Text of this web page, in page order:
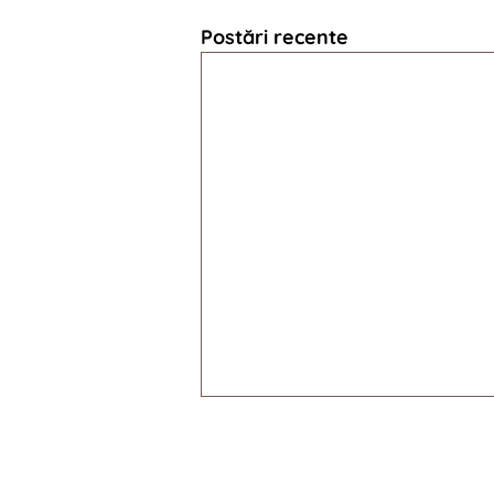
Postări recente